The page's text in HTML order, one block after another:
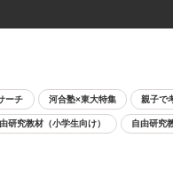
ーチ 河合塾×東大特集 親子で
研究教材（小学生向け） 自由研究